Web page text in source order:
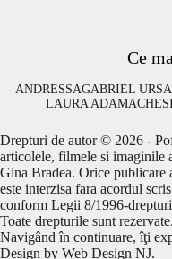
Ce
ANDRESSAGABRIEL
LAURA ADAMACHE
Drepturi de autor © 2026 -
articolele, filmele si imaginile
Gina Bradea. Orice publicare
este interzisa fara acordul
conform Legii 8/1996-
Toate drepturile sunt
Navigând în continuare, îţi
Design by Web Design NJ.